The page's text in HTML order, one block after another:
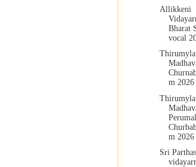
Allikkeni
Bharat
vocal
m 2026
Perumal
m 2026
Sri